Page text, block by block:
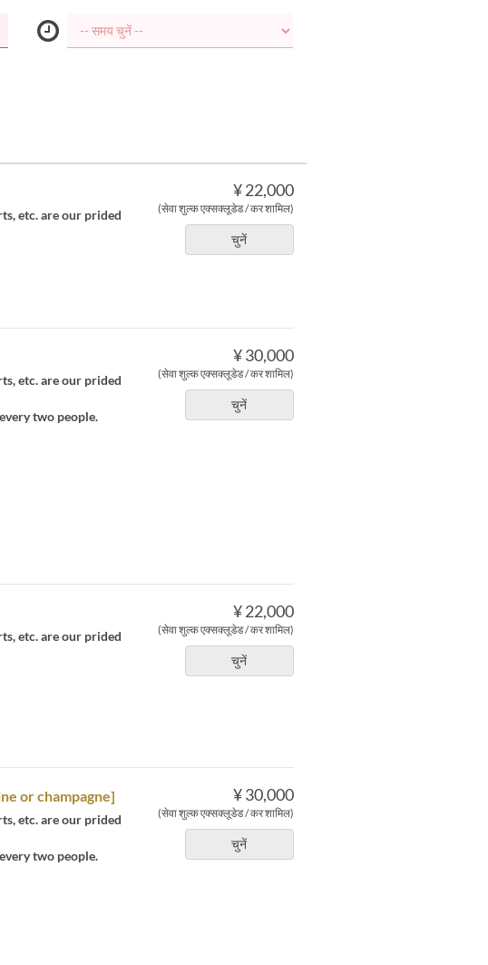
¥ 22,000
(सेवा शुल्क एक्सक्लूडेड / कर शामिल)
चुनें
etc. are our prided
¥ 30,000
(सेवा शुल्क एक्सक्लूडेड / कर शामिल)
चुनें
etc. are our prided
two people.
¥ 22,000
(सेवा शुल्क एक्सक्लूडेड / कर शामिल)
चुनें
etc. are our prided
¥ 30,000
(सेवा शुल्क एक्सक्लूडेड / कर शामिल)
चुनें
or champagne]
etc. are our prided
two people.